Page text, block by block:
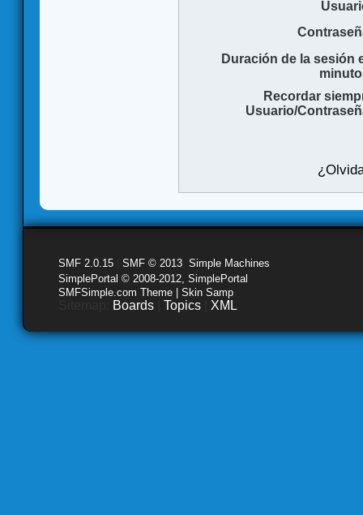
Duración de la sesión
Recordar
Usuario/
SMF 2.0.15 SMF © 2013 Simple Machines
SimplePortal © 2008-2012, SimplePortal
SMFSimple.com Theme | Skin Samp
Boards Topics XML